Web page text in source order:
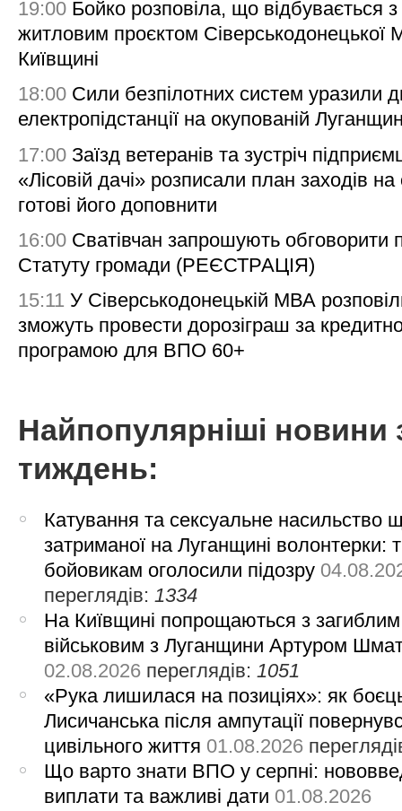
19:00 Бойко розповіла, що відбувається з
житловим проєктом Сіверськодонецької
Київщині
18:00 Сили безпілотних систем уразили
електропідстанції на окупованій
17:00 Заїзд ветеранів та зустріч
«Лісовій дачі» розписали план заходів на
готові його доповнити
16:00 Сватівчан запрошують обговорити
Статуту громади (РЕЄСТРАЦІЯ)
15:11 У Сіверськодонецькій МВА
зможуть провести дорозіграш за
програмою для ВПО 60+
Найпопулярніші новини
тиждень:
Катування та сексуальне насильство
затриманої на Луганщині волонтерки:
бойовикам оголосили підозру
переглядів:1334
На Київщині попрощаються з загиблим
військовим з Луганщини Артуром
02.08.2026 переглядів:1051
«Рука лишилася на позиціях»: як
Лисичанська після ампутації
цивільного життя 01.08.2026
Що варто знати ВПО у серпні:
виплати та важливі дати 01.08.2026